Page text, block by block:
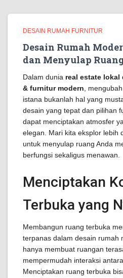
DESAIN RUMAH FURNITUR
Desain Rumah
dan Menyulap
Dalam dunia real estate lokal
& furnitur modern ,
istana bukanlah hal yang
desain yang tepat dan pilihan
dapat menciptakan atmosfer
elegan. Mari kita eksplor lebih
untuk menyulap ruang Anda
berfungsi sekaligus menawan.
Menciptakan
Terbuka yang
Membangun ruang terbuka
terpanas dalam desain rumah
hanya membuat ruangan
mempermudah interaksi
Menciptakan ruang terbuka